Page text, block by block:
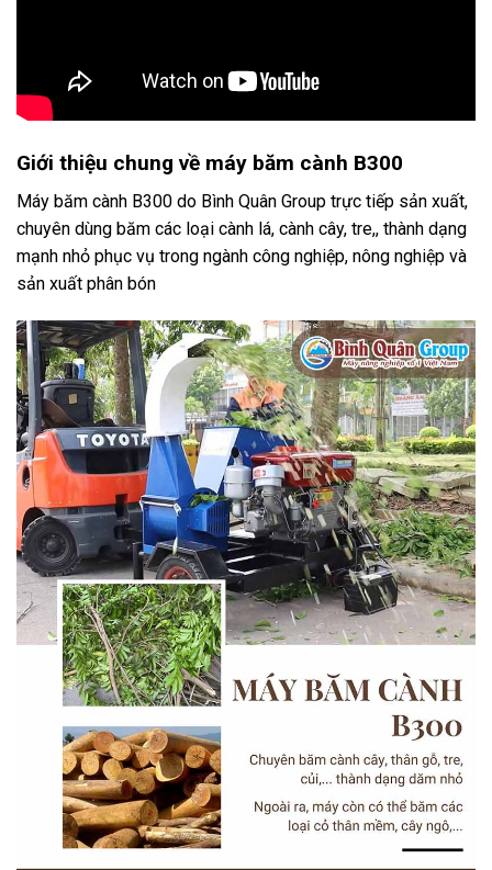
Giới thiệu chung về máy băm cành B300
Máy băm cành B300 do Bình Quân Group trực tiếp sản xuất,
chuyên dùng băm các loại cành lá, cành cây, tre,, thành dạng
mạnh nhỏ phục vụ trong ngành công nghiệp, nông nghiệp và
sản xuất phân bón